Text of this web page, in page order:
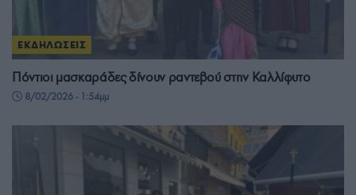
ΕΚΔΗΛΩΣΕΙΣ
Πόντιοι μασκαράδες δίνουν ραντεβού στην Καλλίφυτο
8/02/2026 - 1:54μμ